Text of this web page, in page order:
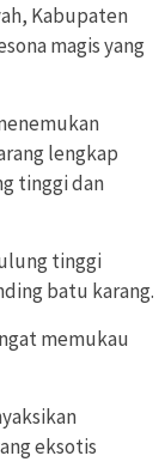
Kabupaten
magis yang
lengkap
tinggi dan
tinggi
batu karang.
memukau
eksotis